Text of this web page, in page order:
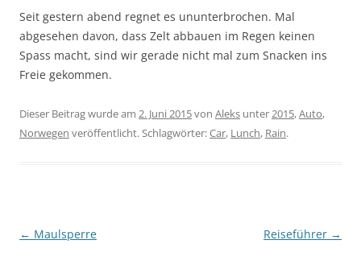
Seit gestern abend regnet es ununterbrochen. Mal
abgesehen davon, dass Zelt abbauen im Regen keinen
Spass macht, sind wir gerade nicht mal zum Snacken ins
Freie gekommen.
Dieser Beitrag wurde am 2. Juni 2015von Aleks unter2015,Auto,
Norwegen veröffentlicht. Schlagwörter:Car, Lunch, Rain.
Beitragsnavigation
← Maulsperre Reiseführer →